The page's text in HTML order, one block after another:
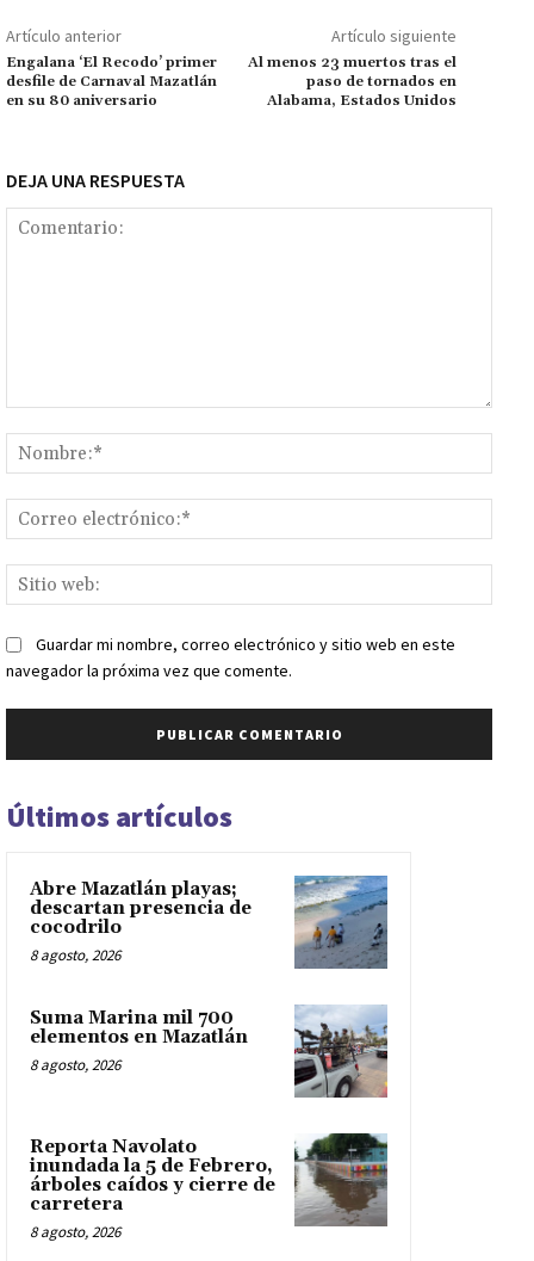
o
k
p
p
ge
r
m Li
n
k
p
ar
tir
Artículo anterior
Engalana ‘El Recodo’ primer
desfile de Carnaval Mazatlán
en su 80 aniversario
Artículo siguiente
Al menos 23 muertos tras el
paso de tornados en
Alabama, Estados Unidos
DEJA UNA RESPUESTA
web:
Guardar mi nombre, correo electrónico y sitio web en este
navegador la próxima vez que comente.
Últimos artículos
Abre Mazatlán playas;
descartan presencia de
cocodrilo
8 agosto, 2026
Suma Marina mil 700
elementos en Mazatlán
8 agosto, 2026
Reporta Navolato
inundada la 5 de Febrero,
árboles caídos y cierre de
carretera
8 agosto, 2026